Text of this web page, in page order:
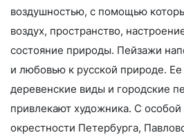
воздушностью, с помощью
воздух, пространство,
состояние природы. Пейзажи
и любовью к русской природе.
деревенские виды и городские
привлекают художника. С
окрестности Петербурга,